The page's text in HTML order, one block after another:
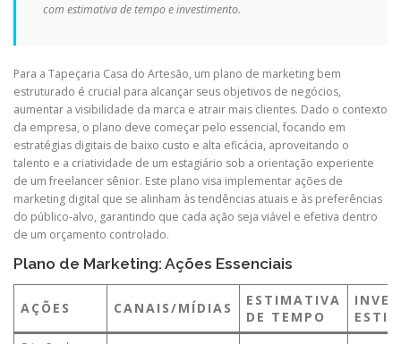
com estimativa de tempo e investimento.
Para a Tapeçaria Casa do Artesão, um plano de marketing bem
estruturado é crucial para alcançar seus objetivos de negócios,
aumentar a visibilidade da marca e atrair mais clientes. Dado o contexto
da empresa, o plano deve começar pelo essencial, focando em
estratégias digitais de baixo custo e alta eficácia, aproveitando o
talento e a criatividade de um estagiário sob a orientação experiente
de um freelancer sênior. Este plano visa implementar ações de
marketing digital que se alinham às tendências atuais e às preferências
do público-alvo, garantindo que cada ação seja viável e efetiva dentro
de um orçamento controlado.
Plano de Marketing: Ações Essenciais
AÇÕES CANAIS/MÍDIAS
ESTIMATIVA
DE TEMPO